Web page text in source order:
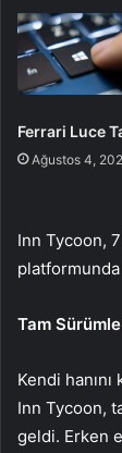
Ferrari Luce
Ağustos 4,
Inn Tycoon, 7
platformunda
Tam
Kendi
Inn Tycoon,
geldi. Erken